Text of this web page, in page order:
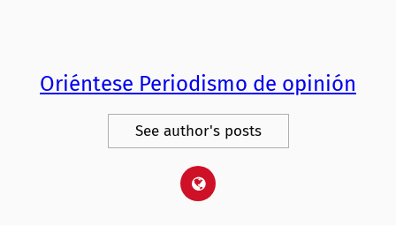
Oriéntese Periodismo de opinión
See author's posts